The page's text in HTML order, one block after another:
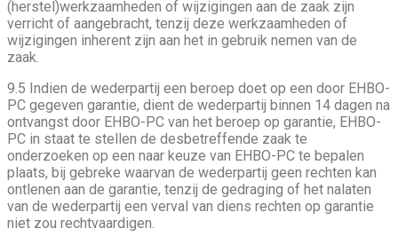
(herstel)werkzaamheden of wijzigingen aan de zaak zijn
verricht of aangebracht, tenzij deze werkzaamheden of
wijzigingen inherent zijn aan het in gebruik nemen van de
zaak.
9.5 Indien de wederpartij een beroep doet op een door EHBO-
PC gegeven garantie, dient de wederpartij binnen 14 dagen na
ontvangst door EHBO-PC van het beroep op garantie, EHBO-
PC in staat te stellen de desbetreffende zaak te
onderzoeken op een naar keuze van EHBO-PC te bepalen
plaats, bij gebreke waarvan de wederpartij geen rechten kan
ontlenen aan de garantie, tenzij de gedraging of het nalaten
van de wederpartij een verval van diens rechten op garantie
niet zou rechtvaardigen.